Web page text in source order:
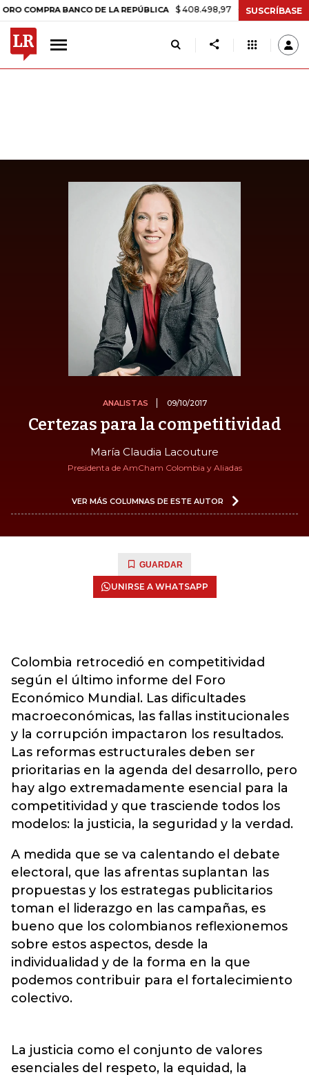
BANCO DE LA REPÚBLICA $ 408.498,97 +$ 8.753,81 +2,19%
SUSCRÍBASE
ANALISTAS 09/10/2017
Certezas para la competitividad
María Claudia Lacouture
Presidenta de AmCham Colombia y Aliadas
VER MÁS COLUMNAS DE ESTE AUTOR
GUARDAR
UNIRSE A WHATSAPP
Colombia retrocedió en competitividad
según el último informe del Foro
Económico Mundial. Las dificultades
macroeconómicas, las fallas institucionales
y la corrupción impactaron los resultados.
Las reformas estructurales deben ser
prioritarias en la agenda del desarrollo, pero
hay algo extremadamente esencial para la
competitividad y que trasciende todos los
modelos: la justicia, la seguridad y la verdad.
A medida que se va calentando el debate
electoral, que las afrentas suplantan las
propuestas y los estrategas publicitarios
toman el liderazgo en las campañas, es
bueno que los colombianos reflexionemos
sobre estos aspectos, desde la
individualidad y de la forma en la que
podemos contribuir para el fortalecimiento
colectivo.
La justicia como el conjunto de valores
esenciales del respeto, la equidad, la